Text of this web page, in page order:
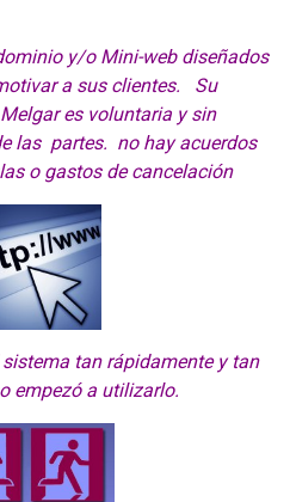
y/o Mini-web diseñados
a sus clientes. Su
es voluntaria y sin
las partes. no hay acuerdos
o gastos de cancelación
tan rápidamente y tan
empezó a utilizarlo.